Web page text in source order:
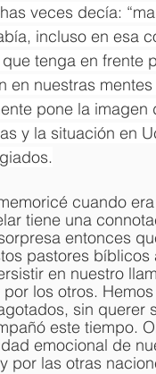
veces decía:
incluso en esa
tenga en frente
en nuestras
pone la
y la situación en
cuando
tiene una
entonces
pastores
en nuestro
los otros.
sin querer
este tiempo.
emocional de
por las otras